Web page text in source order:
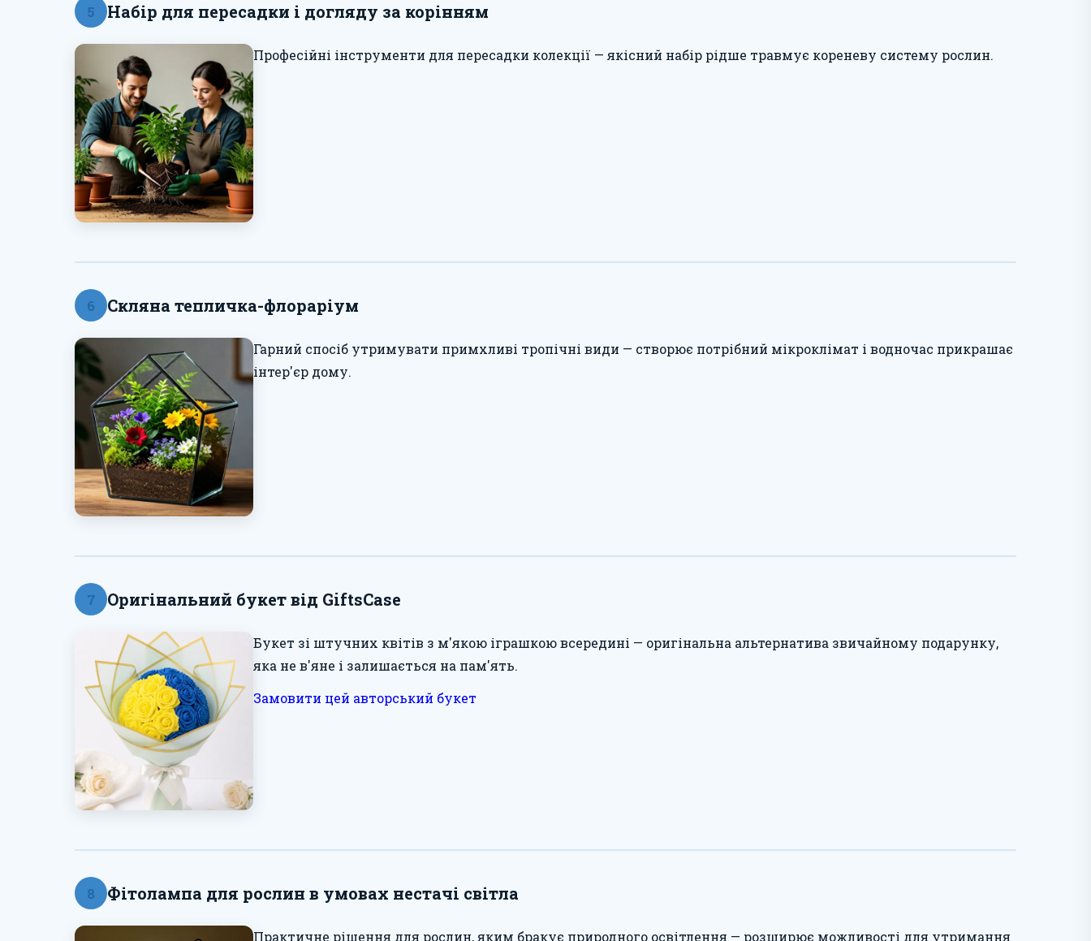
5 Набір для пересадки і догляду за корінням
Професійні інструменти для пересадки колекції — якісний набір рідше травмує кореневу систему рослин.
6 Скляна тепличка-флораріум
Гарний спосіб утримувати примхливі тропічні види — створює потрібний мікроклімат і водночас прикрашає
інтер'єр дому.
7 Оригінальний букет від GiftsCase
Букет зі штучних квітів з м'якою іграшкою всередині — оригінальна альтернатива звичайному подарунку,
яка не в'яне і залишається на пам'ять.
Замовити цей авторський букет
8 Фітолампа для рослин в умовах нестачі світла
Практичне рішення для рослин, яким бракує природного освітлення — розширює можливості для утримання